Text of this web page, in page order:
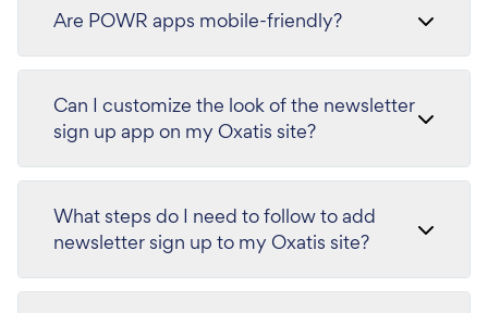
Are POWR apps mobile-friendly?
Can I customize the look of the newsletter
sign up app on my Oxatis site?
What steps do I need to follow to add
newsletter sign up to my Oxatis site?